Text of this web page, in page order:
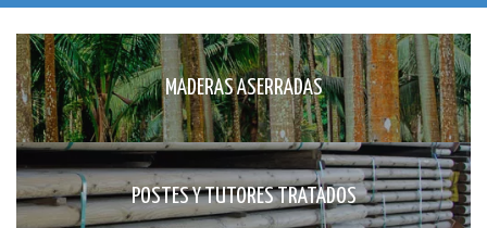
MADERAS ASERRADAS
POSTES Y TUTORES TRATADOS